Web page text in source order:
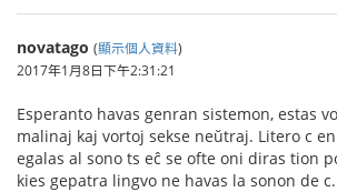
novatago (顯示個人資料)
2017年1月8日下午2:31:21
Esperanto havas genran sistemon, estas
malinaj kaj vortoj sekse neŭtraj. Litero c
egalas al sono ts eĉ se ofte oni diras tion
kies gepatra lingvo ne havas la sonon de c.